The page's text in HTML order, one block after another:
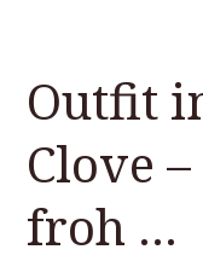
Outfit
Clove
froh …